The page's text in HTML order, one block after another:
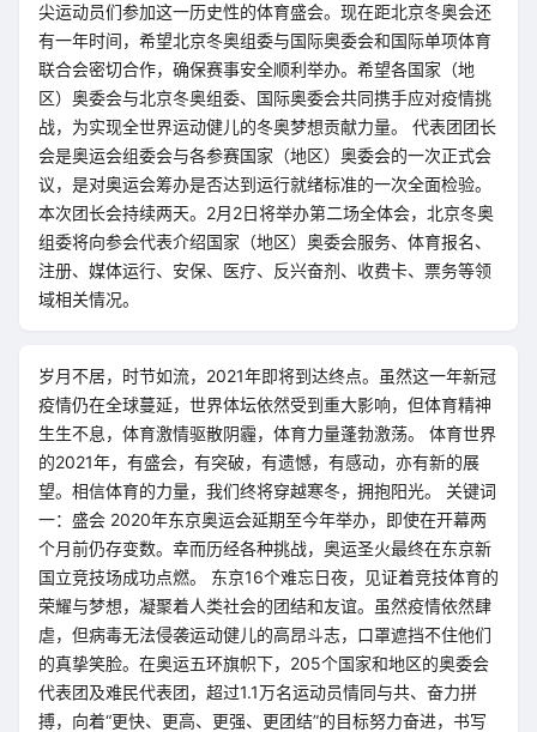
尖运动员们参加这一历史性的体育盛会。现在距北京冬奥会还
有一年时间，希望北京冬奥组委与国际奥委会和国际单项体育
联合会密切合作，确保赛事安全顺利举办。希望各国家（地
区）奥委会与北京冬奥组委、国际奥委会共同携手应对疫情挑
战，为实现全世界运动健儿的冬奥梦想贡献力量。 代表团团长
会是奥运会组委会与各参赛国家（地区）奥委会的一次正式会
议，是对奥运会筹办是否达到运行就绪标准的一次全面检验。
本次团长会持续两天。2月2日将举办第二场全体会，北京冬奥
组委将向参会代表介绍国家（地区）奥委会服务、体育报名、
注册、媒体运行、安保、医疗、反兴奋剂、收费卡、票务等领
域相关情况。
岁月不居，时节如流，2021年即将到达终点。虽然这一年新冠
疫情仍在全球蔓延，世界体坛依然受到重大影响，但体育精神
生生不息，体育激情驱散阴霾，体育力量蓬勃激荡。 体育世界
的2021年，有盛会，有突破，有遗憾，有感动，亦有新的展
望。相信体育的力量，我们终将穿越寒冬，拥抱阳光。 关键词
一：盛会 2020年东京奥运会延期至今年举办，即使在开幕两
个月前仍存变数。幸而历经各种挑战，奥运圣火最终在东京新
国立竞技场成功点燃。 东京16个难忘日夜，见证着竞技体育的
荣耀与梦想，凝聚着人类社会的团结和友谊。虽然疫情依然肆
虐，但病毒无法侵袭运动健儿的高昂斗志，口罩遮挡不住他们
的真挚笑脸。在奥运五环旗帜下，205个国家和地区的奥委会
代表团及难民代表团，超过1.1万名运动员情同与共、奋力拼
搏，向着“更快、更高、更强、更团结”的目标努力奋进，书写